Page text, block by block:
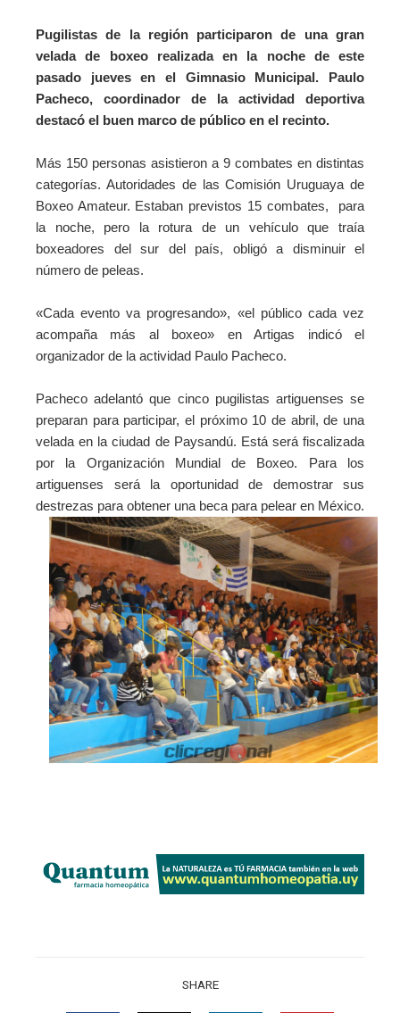
Pugilistas de la región participaron de una gran
velada de boxeo realizada en la noche de este
pasado jueves en el Gimnasio Municipal. Paulo
Pacheco, coordinador de la actividad deportiva
destacó el buen marco de público en el recinto.
Más 150 personas asistieron a 9 combates en distintas
categorías. Autoridades de las Comisión Uruguaya de
Boxeo Amateur. Estaban previstos 15 combates, para
la noche, pero la rotura de un vehículo que traía
boxeadores del sur del país, obligó a disminuir el
número de peleas.
«Cada evento va progresando», «el público cada vez
acompaña más al boxeo» en Artigas indicó el
organizador de la actividad Paulo Pacheco.
Pacheco adelantó que cinco pugilistas artiguenses se
preparan para participar, el próximo 10 de abril, de una
velada en la ciudad de Paysandú. Está será fiscalizada
por la Organización Mundial de Boxeo. Para los
artiguenses será la oportunidad de demostrar sus
destrezas para obtener una beca para pelear en México.
SHARE